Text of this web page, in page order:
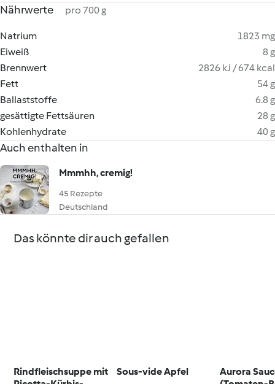
Nährwerte pro 700 g
Natrium
1823 mg
Eiweiß
8 g
Brennwert
2826 kJ / 674 kcal
Fett
54 g
Ballaststoffe
6.8 g
gesättigte Fettsäuren
28 g
Kohlenhydrate
40 g
Auch enthalten in
Mmmhh, cremig!
45 Rezepte
Deutschland
Das könnte dir auch gefallen
Rindfleischsuppe mit
Sous-vide Apfel
Aurora